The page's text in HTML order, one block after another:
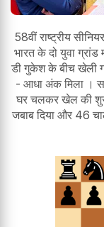
58वीं राष्ट्रीय
भारत के दो युवा
डी गुकेश के बीच खेली
- आधा अंक मिला ।
घर चलकर खेल की
जबाब दिया और 46